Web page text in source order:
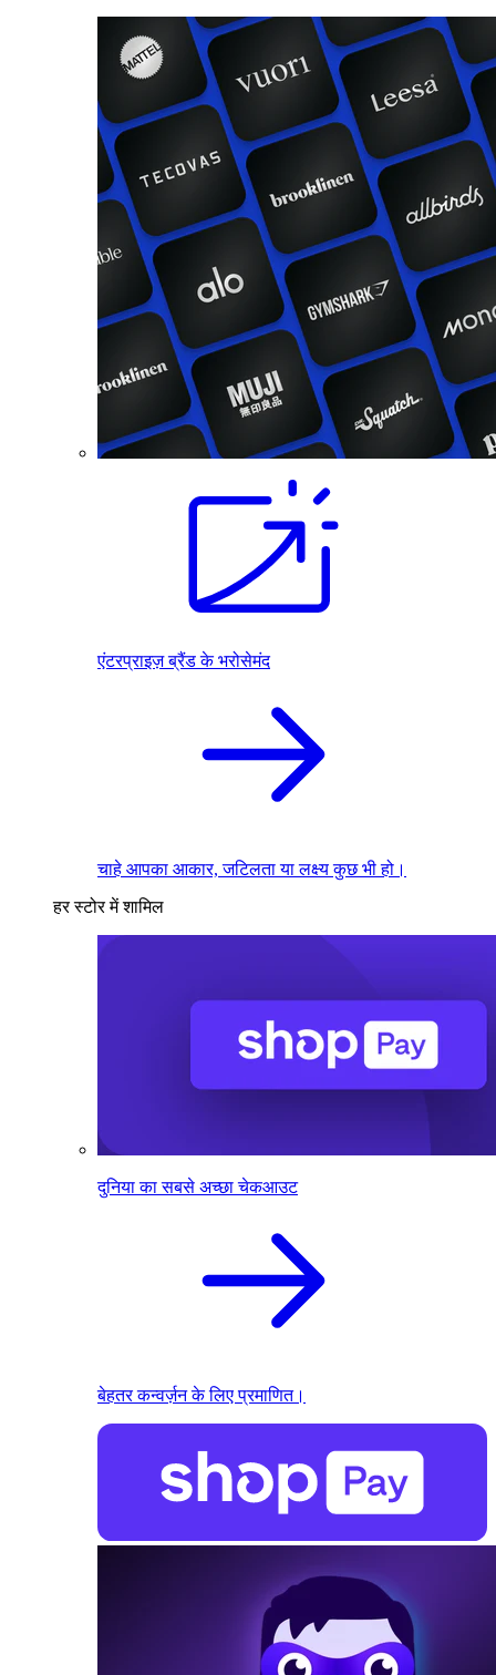
एंटरप्राइज़ ब्रैंड के भरोसेमंद
चाहे आपका आकार, जटिलता या लक्ष्य कुछ भी हो।
हर स्टोर में शामिल
दुनिया का सबसे अच्छा चेकआउट
बेहतर कन्वर्ज़न के लिए प्रमाणित।